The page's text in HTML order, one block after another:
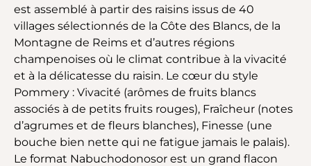
est assemblé à partir des raisins issus de 40
villages sélectionnés de la Côte des Blancs, de la
Montagne de Reims et d’autres régions
champenoises où le climat contribue à la vivacité
et à la délicatesse du raisin. Le cœur du style
Pommery : Vivacité (arômes de fruits blancs
associés à de petits fruits rouges), Fraîcheur (notes
d’agrumes et de fleurs blanches), Finesse (une
bouche bien nette qui ne fatigue jamais le palais).
Le format Nabuchodonosor est un grand flacon